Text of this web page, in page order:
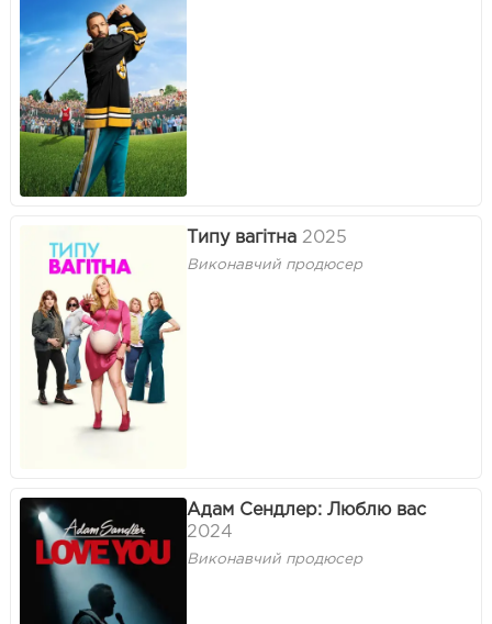
Типу вагітна 2025
Виконавчий продюсер
Адам Сендлер: Люблю вас
2024
Виконавчий продюсер